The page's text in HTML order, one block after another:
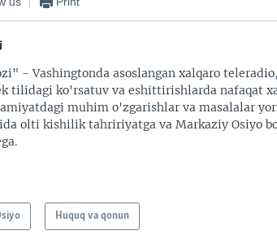
- Vashingtonda asoslangan xalqaro
tilidagi ko'rsatuv va eshittirishlarda nafaqat
muhim o'zgarishlar va masalalar
olti kishilik tahririyatga va Markaziy Osiyo
Huquq va qonun